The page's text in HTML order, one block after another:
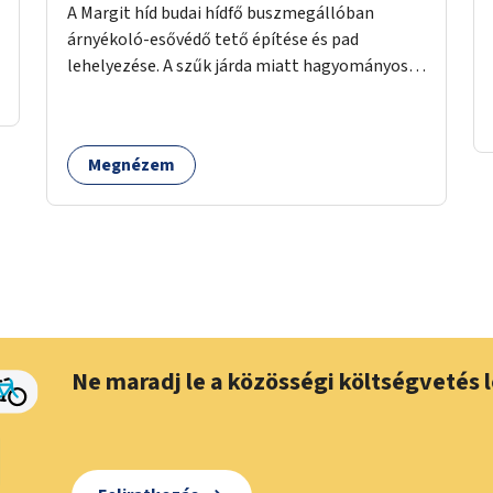
A Margit híd budai hídfő buszmegállóban
árnyékoló-esővédő tető építése és pad
lehelyezése. A szűk járda miatt hagyományos
Megnézem
Ne maradj le a közösségi